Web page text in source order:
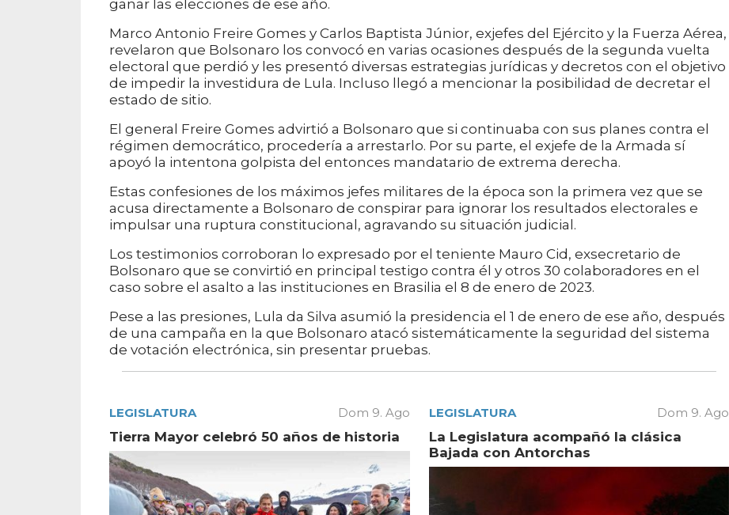
ganar las elecciones de ese año.
Marco Antonio Freire Gomes y Carlos Baptista Júnior, exjefes del Ejército y la Fuerza Aérea,
revelaron que Bolsonaro los convocó en varias ocasiones después de la segunda vuelta
electoral que perdió y les presentó diversas estrategias jurídicas y decretos con el objetivo
de impedir la investidura de Lula. Incluso llegó a mencionar la posibilidad de decretar el
estado de sitio.
El general Freire Gomes advirtió a Bolsonaro que si continuaba con sus planes contra el
régimen democrático, procedería a arrestarlo. Por su parte, el exjefe de la Armada sí
apoyó la intentona golpista del entonces mandatario de extrema derecha.
Estas confesiones de los máximos jefes militares de la época son la primera vez que se
acusa directamente a Bolsonaro de conspirar para ignorar los resultados electorales e
impulsar una ruptura constitucional, agravando su situación judicial.
Los testimonios corroboran lo expresado por el teniente Mauro Cid, exsecretario de
Bolsonaro que se convirtió en principal testigo contra él y otros 30 colaboradores en el
caso sobre el asalto a las instituciones en Brasilia el 8 de enero de 2023.
Pese a las presiones, Lula da Silva asumió la presidencia el 1 de enero de ese año, después
de una campaña en la que Bolsonaro atacó sistemáticamente la seguridad del sistema
de votación electrónica, sin presentar pruebas.
LEGISLATURA Dom 9. Ago
Tierra Mayor celebró 50 años de historia
LEGISLATURA Dom 9. Ago
La Legislatura acompañó la clásica
Bajada con Antorchas